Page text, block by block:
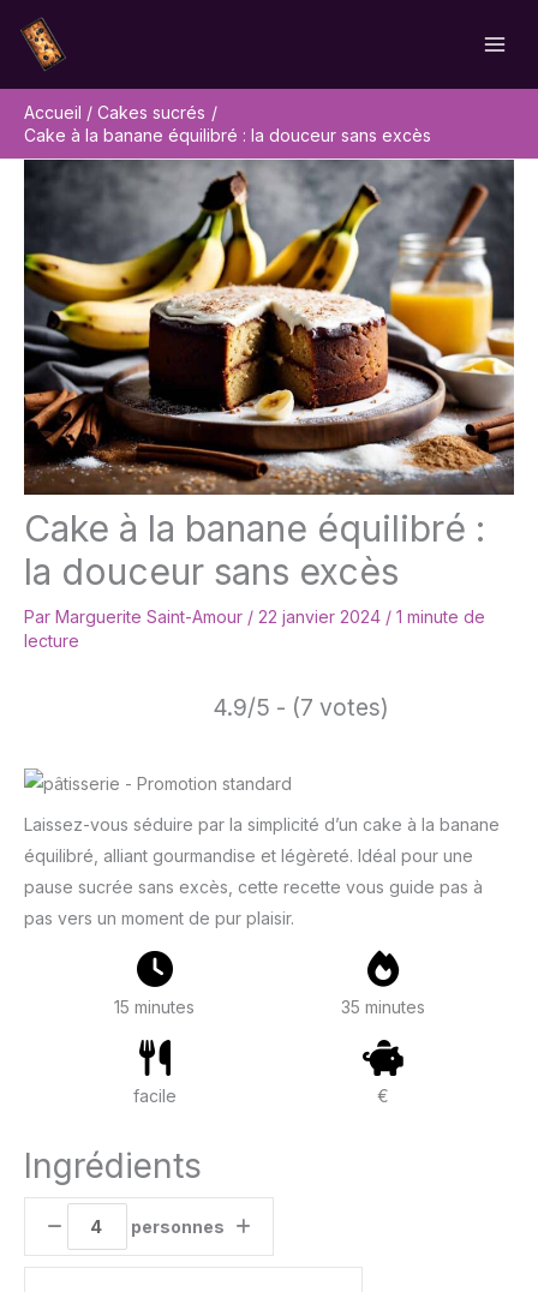
contenu
Accueil
Cakes sucrés
Cake à la banane équilibré : la douceur sans excès
Cake à la banane équilibré :
la douceur sans excès
Par Marguerite Saint-Amour / 22 janvier 2024 / 1 minute de
lecture
4.9/5 - (7 votes)
Laissez-vous séduire par la simplicité d’un cake à la banane
équilibré, alliant gourmandise et légèreté. Idéal pour une
pause sucrée sans excès, cette recette vous guide pas à
pas vers un moment de pur plaisir.
15 minutes 35 minutes
facile €
Ingrédients
personnes
Rechercher